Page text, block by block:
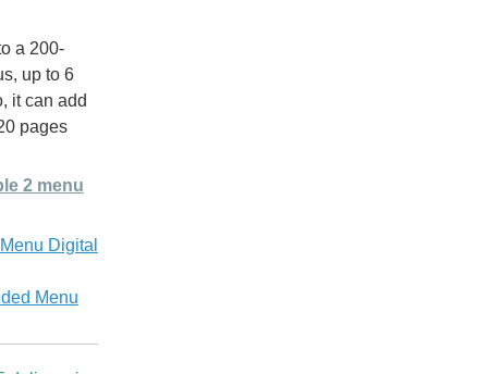
a 200-
up to 6
it can add
pages
2 menu
Digital
Menu